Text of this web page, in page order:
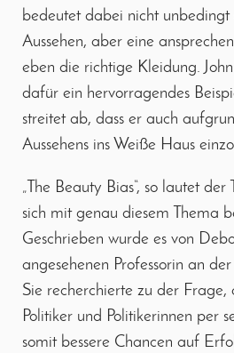
bedeutet dabei nicht unbedingt
Aussehen, aber eine
eben die richtige Kleidung.
dafür ein hervorragendes
streitet ab, dass er auch
Aussehens ins Weiße Haus
„The Beauty Bias“, so lautet der
sich mit genau diesem Thema
Geschrieben wurde es von
angesehenen Professorin an
Sie recherchierte zu der Frage,
Politiker und Politikerinnen per
somit bessere Chancen auf